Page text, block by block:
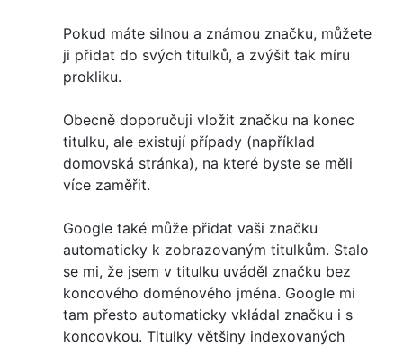
Pokud máte silnou a známou značku, můžete
ji přidat do svých titulků, a zvýšit tak míru
prokliku.
Obecně doporučuji vložit značku na konec
titulku, ale existují případy (například
domovská stránka), na které byste se měli
více zaměřit.
Google také může přidat vaši značku
automaticky k zobrazovaným titulkům. Stalo
se mi, že jsem v titulku uváděl značku bez
koncového doménového jména. Google mi
tam přesto automaticky vkládal značku i s
koncovkou. Titulky většiny indexovaných